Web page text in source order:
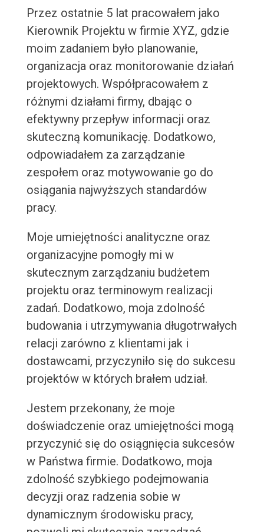
Przez ostatnie 5 lat pracowałem jako
Kierownik Projektu w firmie XYZ, gdzie
moim zadaniem było planowanie,
organizacja oraz monitorowanie działań
projektowych. Współpracowałem z
różnymi działami firmy, dbając o
efektywny przepływ informacji oraz
skuteczną komunikację. Dodatkowo,
odpowiadałem za zarządzanie
zespołem oraz motywowanie go do
osiągania najwyższych standardów
pracy.
Moje umiejętności analityczne oraz
organizacyjne pomogły mi w
skutecznym zarządzaniu budżetem
projektu oraz terminowym realizacji
zadań. Dodatkowo, moja zdolność
budowania i utrzymywania długotrwałych
relacji zarówno z klientami jak i
dostawcami, przyczyniło się do sukcesu
projektów w których brałem udział.
Jestem przekonany, że moje
doświadczenie oraz umiejętności mogą
przyczynić się do osiągnięcia sukcesów
w Państwa firmie. Dodatkowo, moja
zdolność szybkiego podejmowania
decyzji oraz radzenia sobie w
dynamicznym środowisku pracy,